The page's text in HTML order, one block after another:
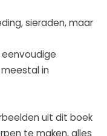
sieraden, maar
eenvoudige
in
uit dit boek
te maken, alles